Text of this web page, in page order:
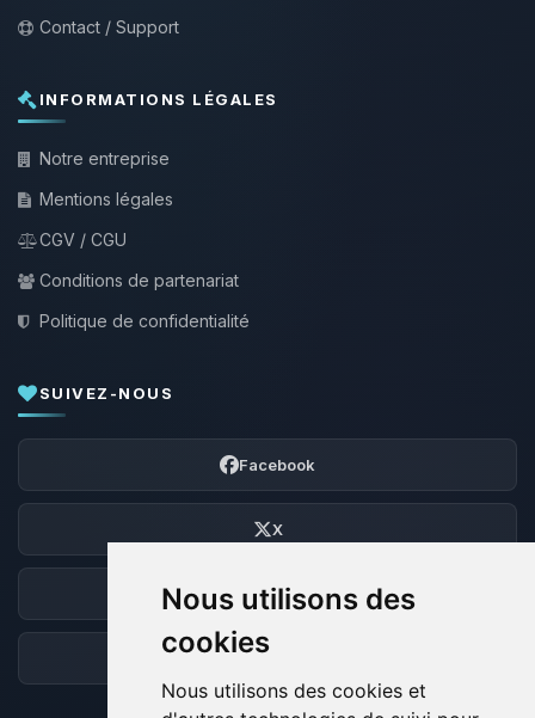
Nous utilisons des
cookies
Nous utilisons des cookies et
Contact / Support
INFORMATIONS LÉGALES
Notre entreprise
Mentions légales
CGV / CGU
Conditions de partenariat
Politique de confidentialité
SUIVEZ-NOUS
Facebook
X
Discord
Forum